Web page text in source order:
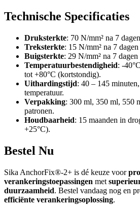
Technische Specificaties
Druksterkte: 70 N/mm² na 7
Treksterkte: 15 N/mm² na 7
Buigsterkte: 29 N/mm² na 7
Temperatuurbestendigheid: -
tot +80°C (kortstondig).
Uithardingstijd: 40 – 145
temperatuur.
Verpakking: 300 ml, 350 ml, 550
patronen.
Houdbaarheid: 15 maanden in
+25°C).
Bestel Nu
Sika AnchorFix®-2+ is dé keuze voor
verankeringstoepassingen met
duurzaamheid. Bestel vandaag nog en
efficiënte verankeringsoplossing.